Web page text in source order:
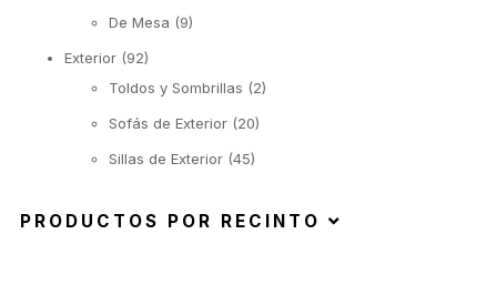
De Mesa (9)
Exterior (92)
Toldos y Sombrillas (2)
Sofás de Exterior (20)
Sillas de Exterior (45)
Sillas de Exterior sin Apoyabrazos
PRODUCTOS POR RECINTO